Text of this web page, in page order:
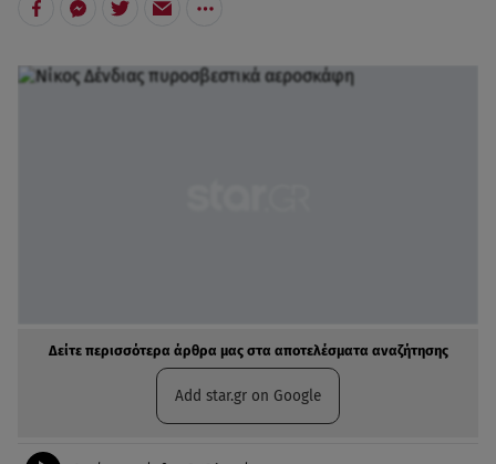
Δείτε περισσότερα άρθρα μας στα αποτελέσματα αναζήτησης
Add star.gr on Google